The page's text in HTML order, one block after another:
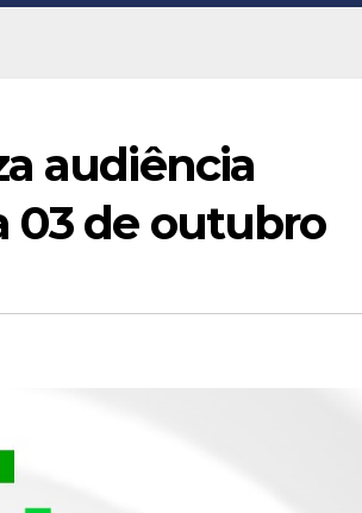
audiência
03 de outubro